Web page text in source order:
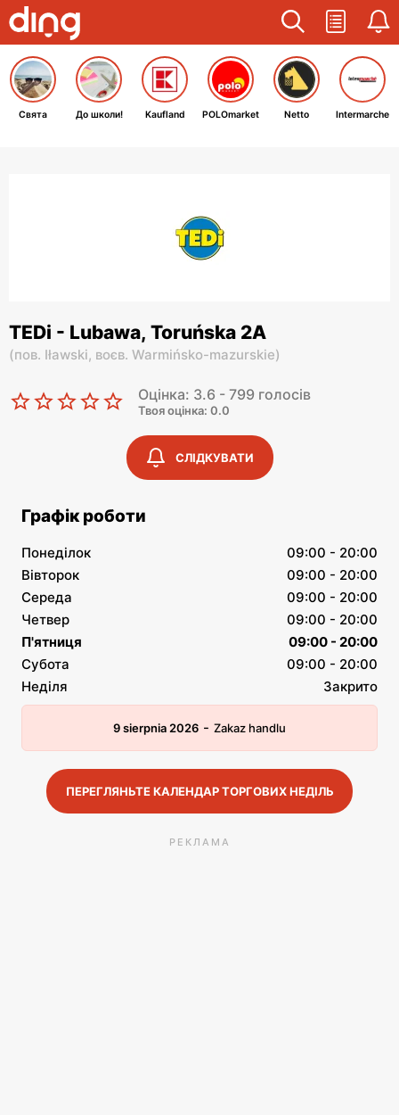
Свята До школи! Kaufland POLOmarket Netto Intermarche
TEDi - Lubawa, Toruńska 2A
(пов. Iławski, воєв. Warmińsko-mazurskie)
Оцінка: 3.6 - 799 голосів
Твоя оцінка: 0.0
СЛІДКУВАТИ
Графік роботи
Понеділок
09:00 - 20:00
Вівторок
09:00 - 20:00
Середа
09:00 - 20:00
Четвер
09:00 - 20:00
П'ятниця
09:00 - 20:00
Субота
09:00 - 20:00
Неділя
Закрито
9 sierpnia 2026 - Zakaz handlu
ПЕРЕГЛЯНЬТЕ КАЛЕНДАР ТОРГОВИХ НЕДІЛЬ
РЕКЛАМА